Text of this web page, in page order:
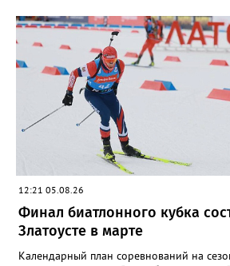
земляк, это три золота Ксении Нагаевой
Дроздовой из Челябинска, бронза
Ирины Зобковой и челябинца Сергея
бронзу в общую копилку положила
Екатерина Дроздова.
12:21 05.08.26
Финал биатлонного кубка
Златоусте в марте
Календарный план соревнований на